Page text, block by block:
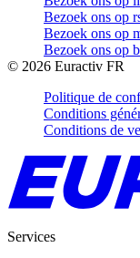
Bezoek ons op
Bezoek ons op
Bezoek ons op
© 2026 Euractiv FR
Politique de
Conditions
Conditions de
Services